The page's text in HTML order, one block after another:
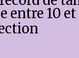
entre 10